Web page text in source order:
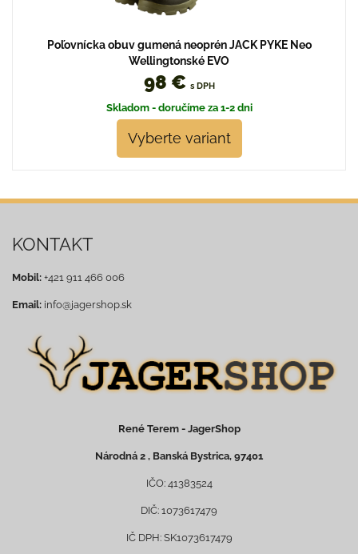
Poľovnícka obuv gumená neoprén JACK PYKE Neo
Wellingtonské EVO
98 € s DPH
Skladom - doručíme za 1-2 dni
Vyberte variant
KONTAKT
Mobil: +421 911 466 006
Email: info@jagershop.sk
René Terem - JagerShop
Národná 2 , Banská Bystrica, 97401
IČO: 41383524
DIČ: 1073617479
IČ DPH: SK1073617479